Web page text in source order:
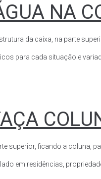
NA
da caixa, na parte
para cada situação e
superior, ficando a coluna,
em residências,